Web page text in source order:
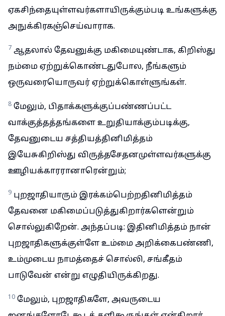
ஏகசிந்தையுள்ளவர்களாயிருக்கும்படி உங்களுக்கு
அநுக்கிரகஞ்செய்வாராக.
7 ஆதலால் தேவனுக்கு மகிமையுண்டாக, கிறிஸ்து
நம்மை ஏற்றுக்கொண்டதுபோல, நீங்களும்
ஒருவரையொருவர் ஏற்றுக்கொள்ளுங்கள்.
8 மேலும், பிதாக்களுக்குப்பண்ணப்பட்ட
வாக்குத்தத்தங்களை உறுதியாக்கும்படிக்கு,
தேவனுடைய சத்தியத்தினிமித்தம்
இயேசுகிறிஸ்து விருத்தசேதனமுள்ளவர்களுக்கு
ஊழியக்காரரானாரென்றும்;
9 புறஜாதியாரும் இரக்கம்பெற்றதினிமித்தம்
தேவனை மகிமைப்படுத்துகிறார்களென்றும்
சொல்லுகிறேன். அந்தப்படி: இதினிமித்தம் நான்
புறஜாதிகளுக்குள்ளே உம்மை அறிக்கைபண்ணி,
உம்முடைய நாமத்தைச் சொல்லி, சங்கீதம்
பாடுவேன் என்று எழுதியிருக்கிறது.
10 மேலும், புறஜாதிகளே, அவருடைய